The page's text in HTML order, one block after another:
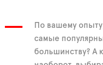
По вашему
самые
большинству? А